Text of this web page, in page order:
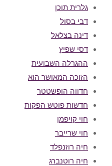
גלרית תוכן
דבי בסול
דינה בצלאל
דסי שפיץ
ההגרלה השבועית
הזוכה המאושר הוא
חדווה הופשטטר
חדשות פוטש הפקות
חוי קויפמן
חוי שרייבר
חיה רוזנפלד
חיה רוטנברג